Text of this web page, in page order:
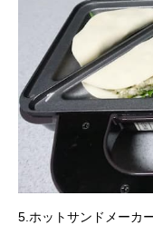
5.ホットサンドメーカ